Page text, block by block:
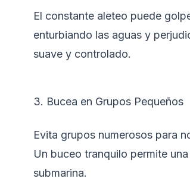
El constante aleteo puede
enturbiando las aguas y
suave y controlado.
3. Bucea en Grupos Pequeños
Evita grupos numerosos para
Un buceo tranquilo permite
submarina.